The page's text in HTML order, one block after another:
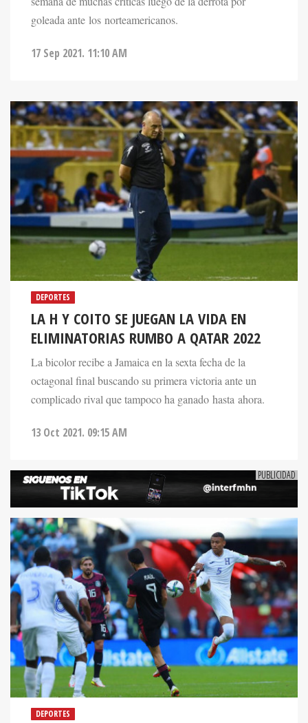
goleada ante los norteamericanos.
17 Sep 2021. 11:10 AM
DEPORTES
LA H Y COITO SE JUEGAN LA VIDA EN
ELIMINATORIAS RUMBO A QATAR 2022
La bicolor recibe a Jamaica en la sexta fecha de la
octagonal final buscando su primera victoria ante un
complicado rival que tampoco ha ganado hasta ahora.
13 Oct 2021. 09:15 AM
DEPORTES